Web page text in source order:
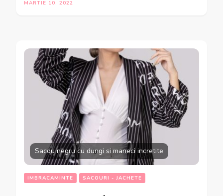
MARTIE 10, 2022
Sacou negru cu dungi si maneci incretite
IMBRACAMINTE SACOURI - JACHETE